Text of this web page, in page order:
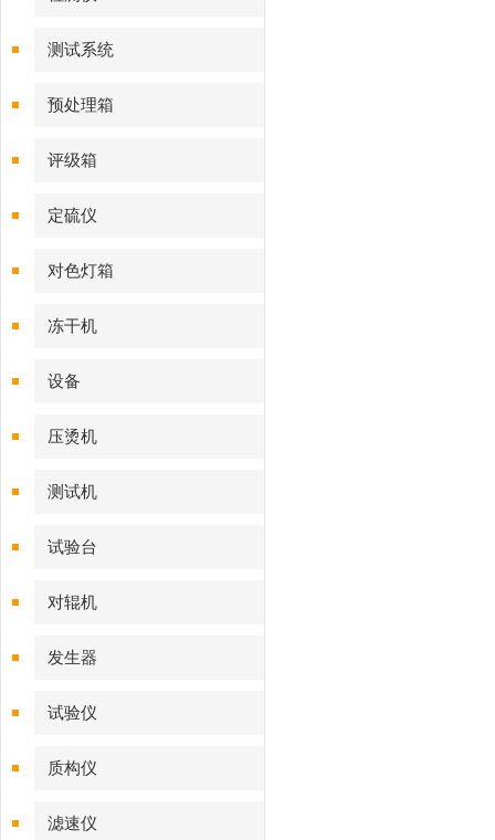
测试系统
预处理箱
评级箱
定硫仪
对色灯箱
冻干机
设备
压烫机
测试机
试验台
对辊机
发生器
试验仪
质构仪
滤速仪